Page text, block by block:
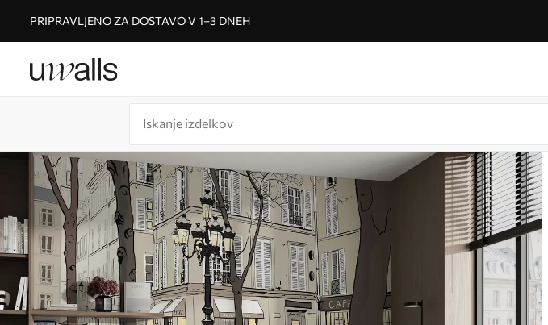
PRIPRAVLJENO ZA DOSTAVO V 1–3 DNEH